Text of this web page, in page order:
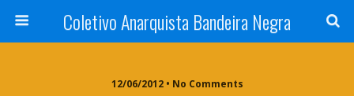
Coletivo Anarquista Bandeira Negra
12/06/2012 • No Comments